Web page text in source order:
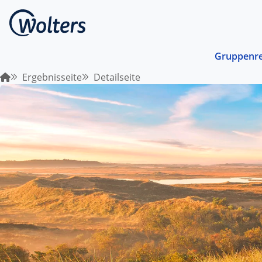
Von
Region
Ergebnisseite Detailseite